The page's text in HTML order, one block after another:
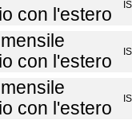
con l'estero
con l'estero
con l'estero